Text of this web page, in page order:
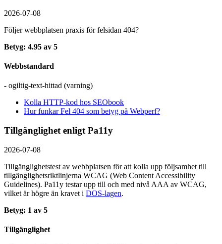
2026-07-08
Följer webbplatsen praxis för felsidan 404?
Betyg: 4.95 av 5
Webbstandard
- ogiltig-text-hittad (varning)
Kolla HTTP-kod hos SEObook
Hur funkar Fel 404 som betyg på Webperf?
Tillgänglighet enligt Pa11y
2026-07-08
Tillgänglighetstest av webbplatsen för att kolla upp följsamhet till
tillgänglighets­riktlinjerna WCAG (Web Content Accessibility
Guidelines). Pa11y testar upp till och med nivå AAA av WCAG,
vilket är högre än kravet i DOS-lagen.
Betyg: 1 av 5
Tillgänglighet